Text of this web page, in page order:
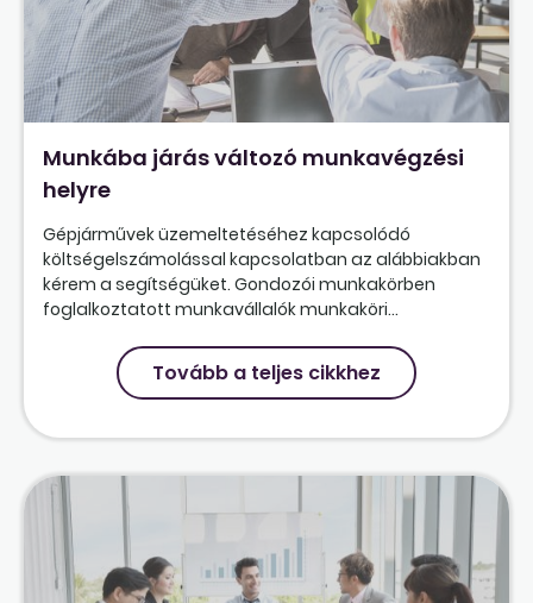
Munkába járás változó munkavégzési
helyre
Gépjárművek üzemeltetéséhez kapcsolódó
költségelszámolással kapcsolatban az alábbiakban
kérem a segítségüket. Gondozói munkakörben
foglalkoztatott munkavállalók munkaköri...
Tovább a teljes cikkhez